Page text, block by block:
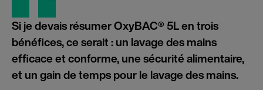
Si je devais résumer OxyBAC® 5L en trois
bénéfices, ce serait : un lavage des mains
efficace et conforme, une sécurité alimentaire,
et un gain de temps pour le lavage des mains.